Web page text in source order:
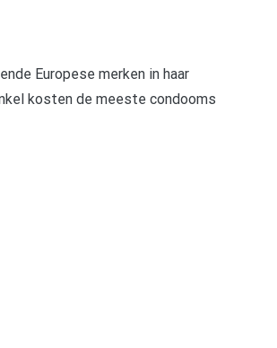
Europese merken in haar
kosten de meeste condooms